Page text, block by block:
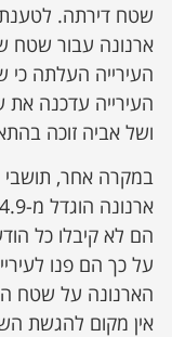
העירייה עדכנה
ושל אביה זוכה
במקרה אחר, תושבי
הם לא קיבלו כל
על כך הם פנו
הארנונה על שטח
אין מקום להגשת